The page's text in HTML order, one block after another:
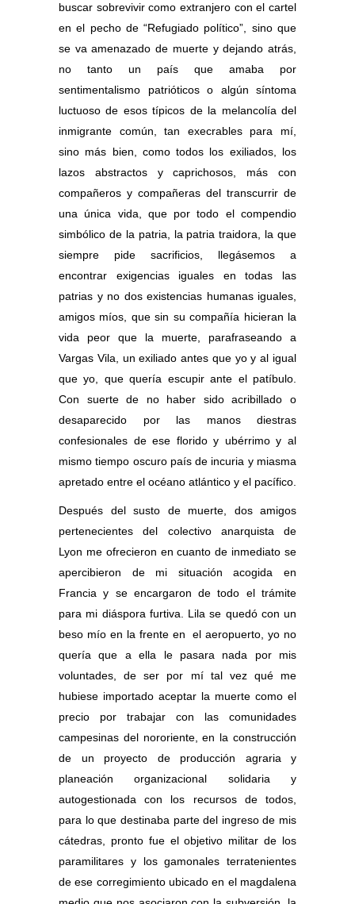
buscar sobrevivir como extranjero con el cartel
en el pecho de “Refugiado político”, sino que
se va amenazado de muerte y dejando atrás,
no tanto un país que amaba por
sentimentalismo patrióticos o algún síntoma
luctuoso de esos típicos de la melancolía del
inmigrante común, tan execrables para mí,
sino más bien, como todos los exiliados, los
lazos abstractos y caprichosos, más con
compañeros y compañeras del transcurrir de
una única vida, que por todo el compendio
simbólico de la patria, la patria traidora, la que
siempre pide sacrificios, llegásemos a
encontrar exigencias iguales en todas las
patrias y no dos existencias humanas iguales,
amigos míos, que sin su compañía hicieran la
vida peor que la muerte, parafraseando a
Vargas Vila, un exiliado antes que yo y al igual
que yo, que quería escupir ante el patíbulo.
Con suerte de no haber sido acribillado o
desaparecido por las manos diestras
confesionales de ese florido y ubérrimo y al
mismo tiempo oscuro país de incuria y miasma
apretado entre el océano atlántico y el pacífico.
Después del susto de muerte, dos amigos
pertenecientes del colectivo anarquista de
Lyon me ofrecieron en cuanto de inmediato se
apercibieron de mi situación acogida en
Francia y se encargaron de todo el trámite
para mi diáspora furtiva. Lila se quedó con un
beso mío en la frente en el aeropuerto, yo no
quería que a ella le pasara nada por mis
voluntades, de ser por mí tal vez qué me
hubiese importado aceptar la muerte como el
precio por trabajar con las comunidades
campesinas del nororiente, en la construcción
de un proyecto de producción agraria y
planeación organizacional solidaria y
autogestionada con los recursos de todos,
para lo que destinaba parte del ingreso de mis
cátedras, pronto fue el objetivo militar de los
paramilitares y los gamonales terratenientes
de ese corregimiento ubicado en el magdalena